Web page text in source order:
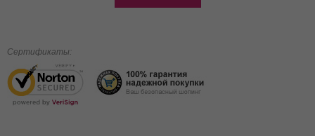
Сертификаты: